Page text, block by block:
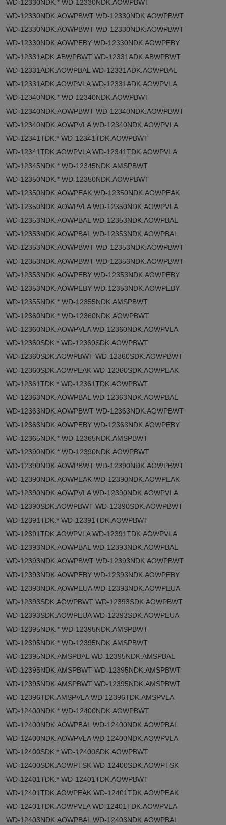
WD-12330NDK.* WD-12330NDK.AOWPBWT
WD-12330NDK.AOWPBWT WD-12330NDK.AOWPBWT
WD-12330NDK.AOWPBWT WD-12330NDK.AOWPBWT
WD-12330NDK.AOWPEBY WD-12330NDK.AOWPEBY
WD-12331ADK.ABWPBWT WD-12331ADK.ABWPBWT
WD-12331ADK.AOWPBAL WD-12331ADK.AOWPBAL
WD-12331ADK.AOWPVLA WD-12331ADK.AOWPVLA
WD-12340NDK.* WD-12340NDK.AOWPBWT
WD-12340NDK.AOWPBWT WD-12340NDK.AOWPBWT
WD-12340NDK.AOWPVLA WD-12340NDK.AOWPVLA
WD-12341TDK.* WD-12341TDK.AOWPBWT
WD-12341TDK.AOWPVLA WD-12341TDK.AOWPVLA
WD-12345NDK.* WD-12345NDK.AMSPBWT
WD-12350NDK.* WD-12350NDK.AOWPBWT
WD-12350NDK.AOWPEAK WD-12350NDK.AOWPEAK
WD-12350NDK.AOWPVLA WD-12350NDK.AOWPVLA
WD-12353NDK.AOWPBAL WD-12353NDK.AOWPBAL
WD-12353NDK.AOWPBAL WD-12353NDK.AOWPBAL
WD-12353NDK.AOWPBWT WD-12353NDK.AOWPBWT
WD-12353NDK.AOWPBWT WD-12353NDK.AOWPBWT
WD-12353NDK.AOWPEBY WD-12353NDK.AOWPEBY
WD-12353NDK.AOWPEBY WD-12353NDK.AOWPEBY
WD-12355NDK.* WD-12355NDK.AMSPBWT
WD-12360NDK.* WD-12360NDK.AOWPBWT
WD-12360NDK.AOWPVLA WD-12360NDK.AOWPVLA
WD-12360SDK.* WD-12360SDK.AOWPBWT
WD-12360SDK.AOWPBWT WD-12360SDK.AOWPBWT
WD-12360SDK.AOWPEAK WD-12360SDK.AOWPEAK
WD-12361TDK.* WD-12361TDK.AOWPBWT
WD-12363NDK.AOWPBAL WD-12363NDK.AOWPBAL
WD-12363NDK.AOWPBWT WD-12363NDK.AOWPBWT
WD-12363NDK.AOWPEBY WD-12363NDK.AOWPEBY
WD-12365NDK.* WD-12365NDK.AMSPBWT
WD-12390NDK.* WD-12390NDK.AOWPBWT
WD-12390NDK.AOWPBWT WD-12390NDK.AOWPBWT
WD-12390NDK.AOWPEAK WD-12390NDK.AOWPEAK
WD-12390NDK.AOWPVLA WD-12390NDK.AOWPVLA
WD-12390SDK.AOWPBWT WD-12390SDK.AOWPBWT
WD-12391TDK.* WD-12391TDK.AOWPBWT
WD-12391TDK.AOWPVLA WD-12391TDK.AOWPVLA
WD-12393NDK.AOWPBAL WD-12393NDK.AOWPBAL
WD-12393NDK.AOWPBWT WD-12393NDK.AOWPBWT
WD-12393NDK.AOWPEBY WD-12393NDK.AOWPEBY
WD-12393NDK.AOWPEUA WD-12393NDK.AOWPEUA
WD-12393SDK.AOWPBWT WD-12393SDK.AOWPBWT
WD-12393SDK.AOWPEUA WD-12393SDK.AOWPEUA
WD-12395NDK.* WD-12395NDK.AMSPBWT
WD-12395NDK.* WD-12395NDK.AMSPBWT
WD-12395NDK.AMSPBAL WD-12395NDK.AMSPBAL
WD-12395NDK.AMSPBWT WD-12395NDK.AMSPBWT
WD-12395NDK.AMSPBWT WD-12395NDK.AMSPBWT
WD-12396TDK.AMSPVLA WD-12396TDK.AMSPVLA
WD-12400NDK.* WD-12400NDK.AOWPBWT
WD-12400NDK.AOWPBAL WD-12400NDK.AOWPBAL
WD-12400NDK.AOWPVLA WD-12400NDK.AOWPVLA
WD-12400SDK.* WD-12400SDK.AOWPBWT
WD-12400SDK.AOWPTSK WD-12400SDK.AOWPTSK
WD-12401TDK.* WD-12401TDK.AOWPBWT
WD-12401TDK.AOWPEAK WD-12401TDK.AOWPEAK
WD-12401TDK.AOWPVLA WD-12401TDK.AOWPVLA
WD-12403NDK.AOWPBAL WD-12403NDK.AOWPBAL